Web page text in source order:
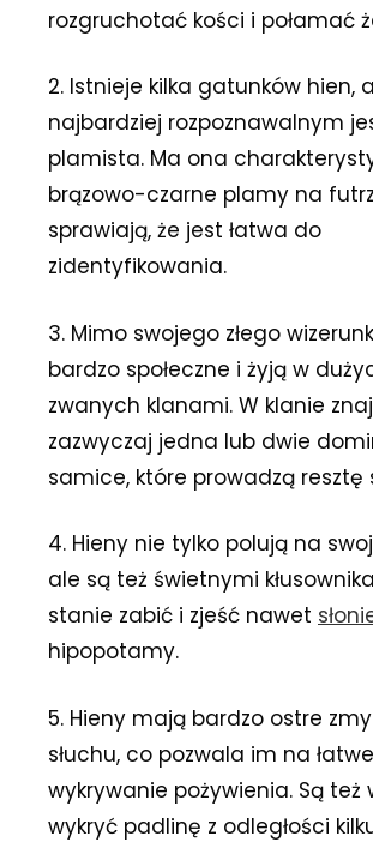
rozgruchotać kości i połamać
2. Istnieje kilka gatunków hien,
najbardziej rozpoznawalnym
plamista. Ma ona
brązowo-czarne plamy na
sprawiają, że jest łatwa do
zidentyfikowania.
3. Mimo swojego złego
bardzo społeczne i żyją w
zwanych klanami. W klanie
zazwyczaj jedna lub dwie
samice, które prowadzą resztę
4. Hieny nie tylko polują na
ale są też świetnymi
stanie zabić i zjeść nawet
hipopotamy.
5. Hieny mają bardzo ostre
słuchu, co pozwala im na łatwe
wykrywanie pożywienia. Są też
wykryć padlinę z odległości